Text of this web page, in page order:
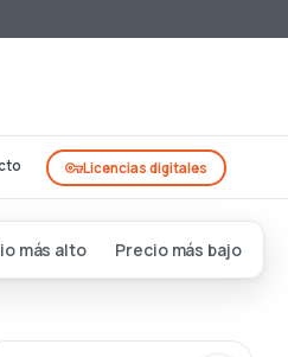
vpn_keyLicencias digitales
más alto Precio más bajo